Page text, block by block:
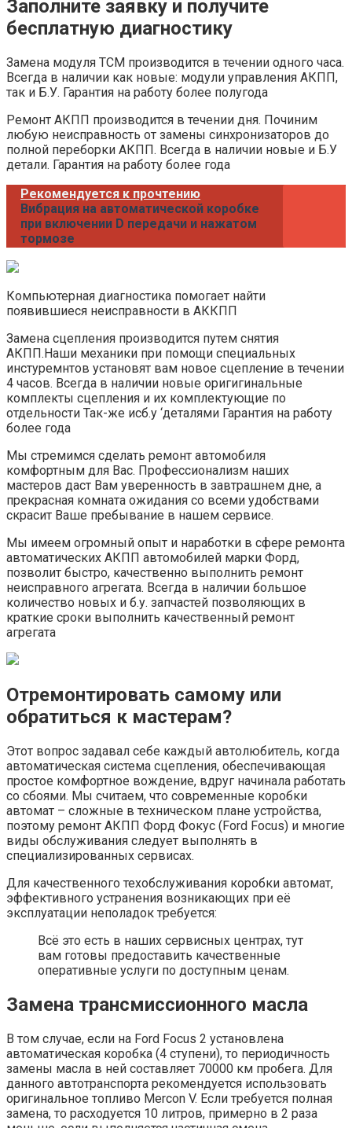
Заполните заявку и получите
бесплатную диагностику
Замена модуля ТСМ производится в течении одного часа.
Всегда в наличии как новые: модули управления АКПП,
так и Б.У. Гарантия на работу более полугода
Ремонт АКПП производится в течении дня. Починим
любую неисправность от замены синхронизаторов до
полной переборки АКПП. Всегда в наличии новые и Б.У
детали. Гарантия на работу более года
Рекомендуется к прочтению
Вибрация на автоматической коробке
при включении D передачи и нажатом
тормозе
Компьютерная диагностика помогает найти
появившиеся неисправности в АККПП
Замена сцепления производится путем снятия
АКПП.Наши механики при помощи специальных
инстуремнтов установят вам новое сцепление в течении
4 часов. Всегда в наличии новые оригигинальные
комплекты сцепления и их комплектующие по
отдельности Так-же исб.у ‘деталями Гарантия на работу
более года
Мы стремимся сделать ремонт автомобиля
комфортным для Вас. Профессионализм наших
мастеров даст Вам уверенность в завтрашнем дне, а
прекрасная комната ожидания со всеми удобствами
скрасит Ваше пребывание в нашем сервисе.
Мы имеем огромный опыт и наработки в сфере ремонта
автоматических АКПП автомобилей марки Форд,
позволит быстро, качественно выполнить ремонт
неисправного агрегата. Всегда в наличии большое
количество новых и б.у. запчастей позволяющих в
краткие сроки выполнить качественный ремонт
агрегата
Отремонтировать самому или
обратиться к мастерам?
Этот вопрос задавал себе каждый автолюбитель, когда
автоматическая система сцепления, обеспечивающая
простое комфортное вождение, вдруг начинала работать
со сбоями. Мы считаем, что современные коробки
автомат – сложные в техническом плане устройства,
поэтому ремонт АКПП Форд Фокус (Ford Focus) и многие
виды обслуживания следует выполнять в
специализированных сервисах.
Для качественного техобслуживания коробки автомат,
эффективного устранения возникающих при её
эксплуатации неполадок требуется:
Всё это есть в наших сервисных центрах, тут
вам готовы предоставить качественные
оперативные услуги по доступным ценам.
Замена трансмиссионного масла
В том случае, если на Ford Focus 2 установлена
автоматическая коробка (4 ступени), то периодичность
замены масла в ней составляет 70000 км пробега. Для
данного автотранспорта рекомендуется использовать
оригинальное топливо Mercon V. Если требуется полная
замена, то расходуется 10 литров, примерно в 2 раза